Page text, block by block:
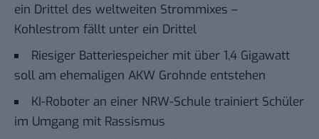
ein Drittel des weltweiten Strommixes –
Kohlestrom fällt unter ein Drittel
Riesiger Batteriespeicher mit über 1,4 Gigawatt
soll am ehemaligen AKW Grohnde entstehen
KI-Roboter an einer NRW-Schule trainiert Schüler
im Umgang mit Rassismus